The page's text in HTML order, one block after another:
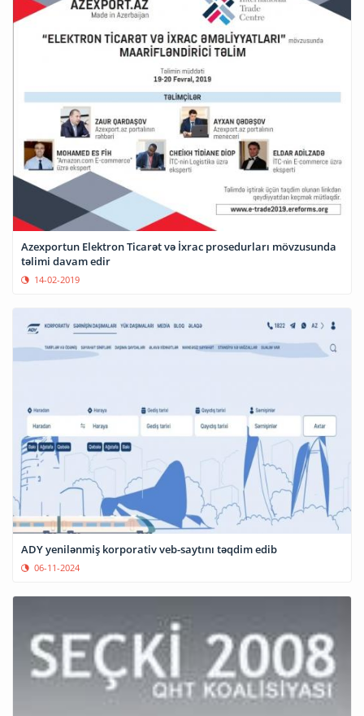
Azexportun Elektron Ticarət və İxrac prosedurları mövzusunda
təlimi davam edir
14-02-2019
ADY yenilənmiş korporativ veb-saytını təqdim edib
06-11-2024